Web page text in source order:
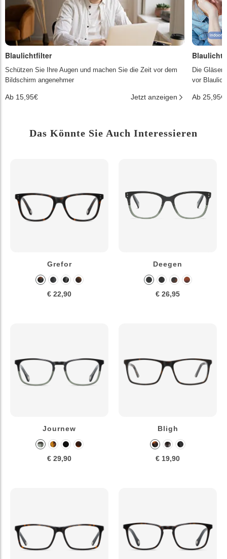
Blaulichtfilter
Schützen Sie Ihre Augen und machen Sie die Zeit vor dem
Bildschirm angenehmer
Ab 15,95€ Jetzt anzeigen
Die Gläser
vor
Ab 25,95€
Das Könnte Sie Auch Interessieren
Grefor
€ 22,90
Deegen
€ 26,95
Journew
€ 29,90
Bligh
€ 19,90